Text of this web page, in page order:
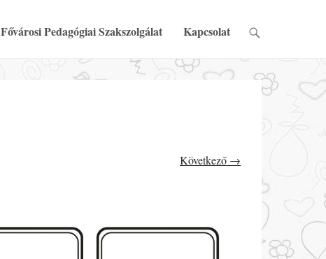
Fővárosi Pedagógiai Szakszolgálat Kapcsolat
Következő →